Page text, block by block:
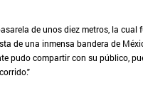
de unos diez metros, la cual
de una inmensa bandera de
pudo compartir con su público,